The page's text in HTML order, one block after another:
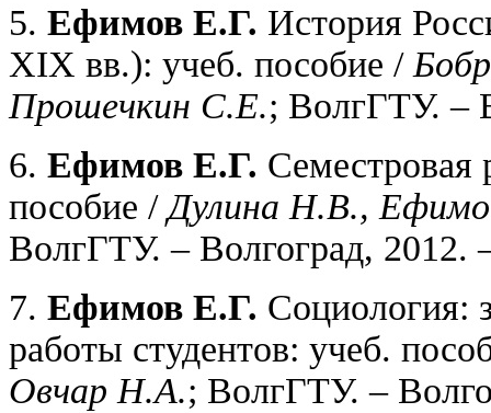
5. Ефимов Е.Г. История
XIX вв.): учеб. пособие /
Прошечкин С.Е.; ВолгГТУ. –
6. Ефимов Е.Г. Семестровая
пособие /Дулина Н.В.,
ВолгГТУ. – Волгоград, 2012.
7. Ефимов Е.Г. Социология:
работы студентов: учеб.
Овчар Н.А.; ВолгГТУ. –